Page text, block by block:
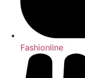
Fashionline